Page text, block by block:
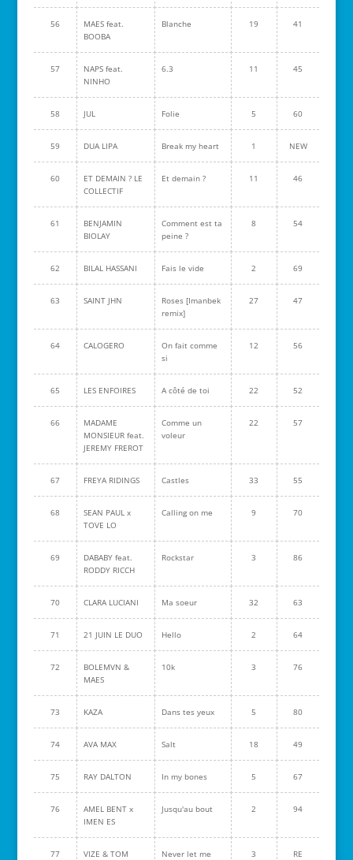
56
MAES feat.
BOOBA
Blanche 19 41
57
NAPS feat.
NINHO
6.3 11 45
58 JUL Folie 5 60
59 DUA LIPA Break my heart 1 NEW
60
ET DEMAIN ? LE
COLLECTIF
Et demain ? 11 46
61
BENJAMIN
BIOLAY
Comment est ta
peine ?
8 54
62 BILAL HASSANI Fais le vide 2 69
63 SAINT JHN
Roses [Imanbek
remix]
27 47
64 CALOGERO
On fait comme
si
12 56
65 LES ENFOIRES A côté de toi 22 52
66
MADAME
MONSIEUR feat.
JEREMY FREROT
Comme un
voleur
22 57
67 FREYA RIDINGS Castles 33 55
68
SEAN PAUL x
TOVE LO
Calling on me 9 70
69
DABABY feat.
RODDY RICCH
Rockstar 3 86
70 CLARA LUCIANI Ma soeur 32 63
71 21 JUIN LE DUO Hello 2 64
72
BOLEMVN &
MAES
10k 3 76
73 KAZA Dans tes yeux 5 80
74 AVA MAX Salt 18 49
75 RAY DALTON In my bones 5 67
76
AMEL BENT x
IMEN ES
Jusqu'au bout 2 94
77
VIZE & TOM
Never let me
3 RE